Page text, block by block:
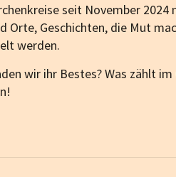
seit November
Geschichten, die Mut
werden.
wir ihr Bestes? Was zählt